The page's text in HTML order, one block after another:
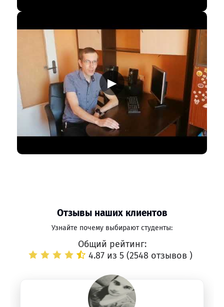
▶
Отзывы наших клиентов
Узнайте почему выбирают студенты:
Общий рейтинг:
4.87 из 5 (2548 отзывов )